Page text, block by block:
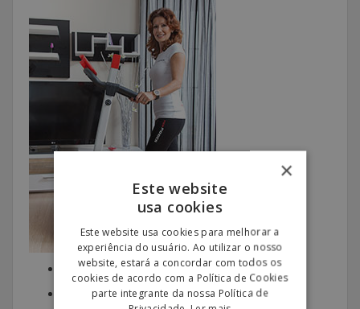
Muito Fácil de Transportar
Muito Fácil de Arrumar
×
Este website
usa cookies
Este website usa cookies para melhorar a
experiência do usuário. Ao utilizar o nosso
website, estará a concordar com todos os
cookies de acordo com a Política de Cookies
parte integrante da nossa Política de